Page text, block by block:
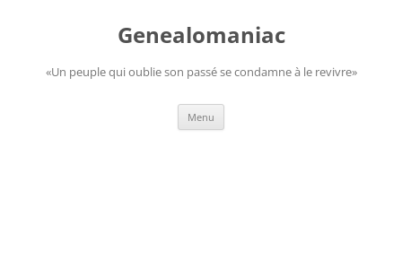
Genealomaniac
«Un peuple qui oublie son passé se condamne à le revivre»
Menu